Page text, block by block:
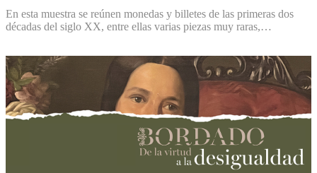
En esta muestra se reúnen monedas y billetes de las primeras dos
décadas del siglo XX, entre ellas varias piezas muy raras,…